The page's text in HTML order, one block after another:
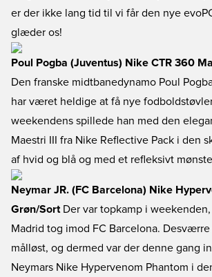
er der ikke lang tid til vi får den nye
glæder os!
Poul Pogba (Juventus) Nike CTR 360
Den franske midtbanedynamo Poul
har været heldige at få nye fodboldstøvler
weekendens spillede han med den
Maestri III fra Nike Reflective Pack i den
af hvid og blå og med et refleksivt
Neymar JR. (FC Barcelona) Nike
Grøn/Sort Der var topkamp i
Madrid tog imod FC Barcelona.
målløst, og dermed var der denne gang
Neymars Nike Hypervenom Phantom i